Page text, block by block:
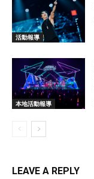
活動報導
本地活動報導
LEAVE A REPLY